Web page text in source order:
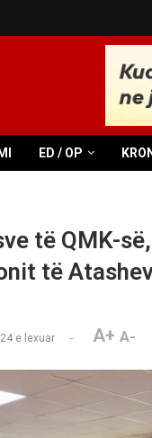
ED / OP
të QMK-
të
e lexuar A+ A-